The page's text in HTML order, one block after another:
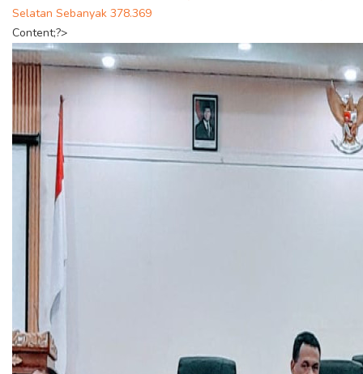
Selatan Sebanyak 378.369
Content;?>